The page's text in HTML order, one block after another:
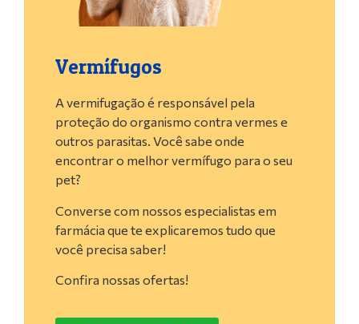
Vermífugos
A vermifugação é responsável pela
proteção do organismo contra vermes e
outros parasitas. Você sabe onde
encontrar o melhor vermífugo para o seu
pet?
Converse com nossos especialistas em
farmácia que te explicaremos tudo que
você precisa saber!
Confira nossas ofertas!